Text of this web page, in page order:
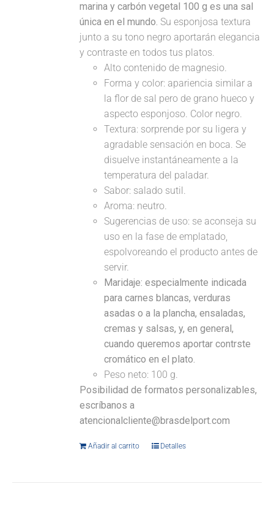
marina y carbón vegetal 100 g es una sal
única en el mundo. Su esponjosa textura
junto a su tono negro aportarán elegancia
y contraste en todos tus platos.
Alto contenido de magnesio.
Forma y color: apariencia similar a
la flor de sal pero de grano hueco y
aspecto esponjoso. Color negro.
Textura: sorprende por su ligera y
agradable sensación en boca. Se
disuelve instantáneamente a la
temperatura del paladar.
Sabor: salado sutil.
Aroma: neutro.
Sugerencias de uso: se aconseja su
uso en la fase de emplatado,
espolvoreando el producto antes de
servir.
Maridaje: especialmente indicada
para carnes blancas, verduras
asadas o a la plancha, ensaladas,
cremas y salsas, y, en general,
cuando queremos aportar contrste
cromático en el plato.
Peso neto: 100 g.
Posibilidad de formatos personalizables,
escríbanos a
atencionalcliente@brasdelport.com
Añadir al carrito Detalles